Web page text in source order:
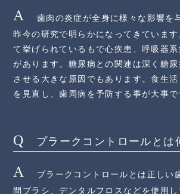
歯肉の炎症が全身に様々な影響を
昨今の研究で明らかになってきていま
て挙げられているもで心疾患、呼吸器
があります。糖尿病との関連は深く糖
させる大きな原因でもあります。食生
を見直し、歯周病を予防する事が大事で
プラークコントロールとは
プラークコントロールとは正しい
間ブラシ、デンタルフロスなどを使用